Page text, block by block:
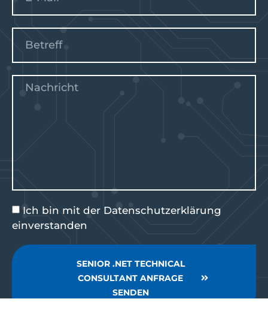
Ich bin mit der Datenschutzerklärung
einverstanden
SENIOR .NET TECHNICAL
CONSULTANT ANFRAGE
SENDEN